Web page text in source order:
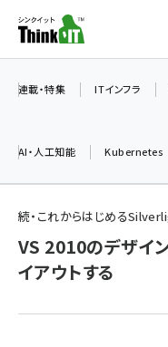
ン
ツ
加藤銘のチーム
iot女子会 (2243)
連載・特集 ITインフラ
AI・人工知能 Kubernetes
続・これからはじめる
VS 2010のデザイ
イアウトする